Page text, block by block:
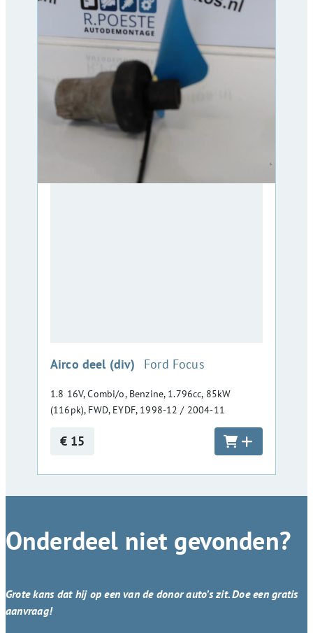
Airco deel (div) :Ford Focus
1.8 16V, Combi/o, Benzine, 1.796cc, 85kW
(116pk), FWD, EYDF, 1998-12 / 2004-11
€ 15
Onderdeel niet gevonden?
Grote kans dat hij op een van de donor auto’s zit. Doe een gratis
aanvraag!